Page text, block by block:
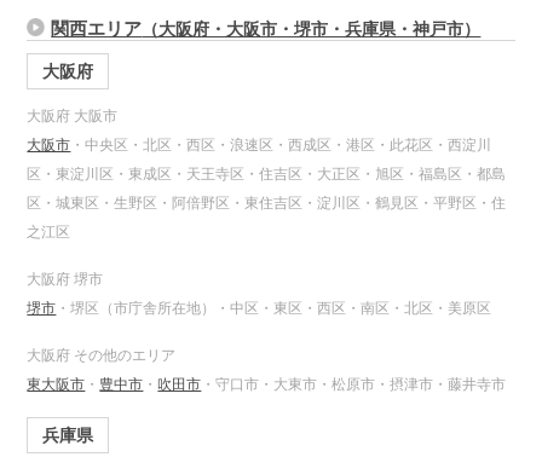
関西エリア （大阪府・大阪市・堺市・兵庫県・神戸市）
大阪府
大阪府 大阪市
大阪市 ・中央区・北区・西区・浪速区・西成区・港区・此花区・西淀川
区・東淀川区・東成区・天王寺区・住吉区・大正区・旭区・福島区・都島
区・城東区・生野区・阿倍野区・東住吉区・淀川区・鶴見区・平野区・住
之江区
大阪府 堺市
堺市 ・堺区（市庁舎所在地）・中区・東区・西区・南区・北区・美原区
大阪府 その他のエリア
東大阪市 ・ 豊中市 ・ 吹田市 ・守口市・大東市・松原市・摂津市・藤井寺市
兵庫県